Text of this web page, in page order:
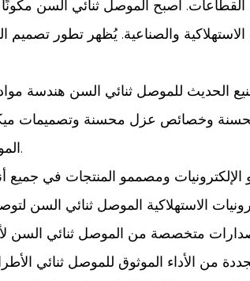
أصبح الموصل ثنائي السن
والصناعية. يُظهر تطور تصميم
الحديث للموصل ثنائي السن هندسة مواد
وخصائص عزل محسنة وتصميمات
الموصل ثنائي السن إلى تحسين موثوقية الاتصال بشكل كبير مع تقليل احتمالية فقدان الطاقة أو تدهور الإشارة.
ومصممو المنتجات في جميع
الاستهلاكية الموصل ثنائي السن
متخصصة من الموصل ثنائي السن
من الأداء الموثوق للموصل ثنائي